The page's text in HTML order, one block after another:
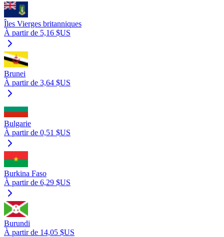
Îles Vierges britanniques
À partir de 5,16 $US
Brunei
À partir de 3,64 $US
Bulgarie
À partir de 0,51 $US
Burkina Faso
À partir de 6,29 $US
Burundi
À partir de 14,05 $US